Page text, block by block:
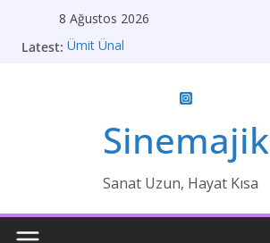
8 Ağustos 2026
Latest: Ümit Ünal
Kırık Bir Aşk Hikayesi
Sinemajik
Sanat Uzun, Hayat Kısa